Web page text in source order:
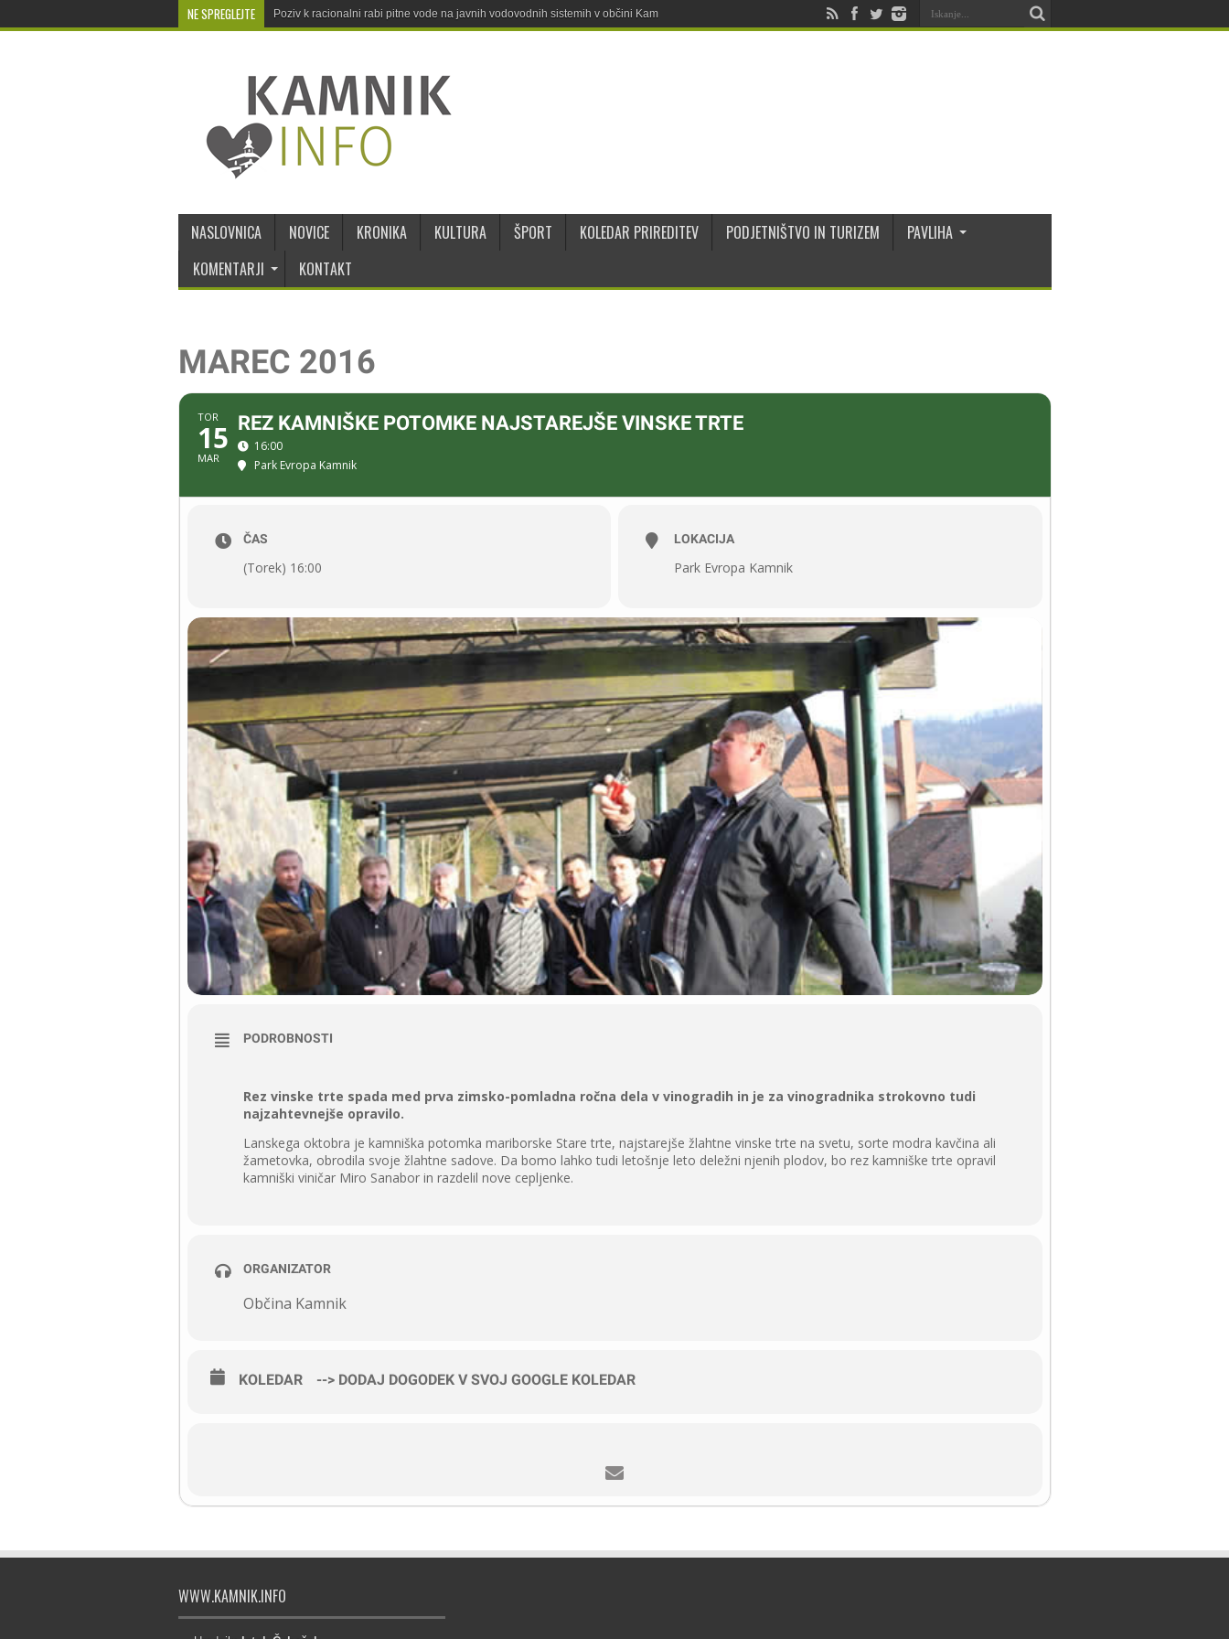
NE SPREGLEJTE Poziv k racionalni rabi pitne vode na javnih vodovodnih sistemih v občini Kamnik
NASLOVNICA NOVICE KRONIKA KULTURA ŠPORT KOLEDAR PRIREDITEV PODJETNIŠTVO IN TURIZEM
PAVLIHA
KOMENTARJI
KONTAKT
MAREC 2016
TOR
15
MAR
REZ KAMNIŠKE POTOMKE NAJSTAREJŠE VINSKE TRTE
16:00
Park Evropa Kamnik
ČAS
(Torek) 16:00
LOKACIJA
Park Evropa Kamnik
PODROBNOSTI
Rez vinske trte spada med prva zimsko-pomladna ročna dela v vinogradih in je za vinogradnika strokovno tudi
najzahtevnejše opravilo.
Lanskega oktobra je kamniška potomka mariborske Stare trte, najstarejše žlahtne vinske trte na svetu, sorte modra kavčina ali
žametovka, obrodila svoje žlahtne sadove. Da bomo lahko tudi letošnje leto deležni njenih plodov, bo rez kamniške trte opravil
kamniški viničar Miro Sanabor in razdelil nove cepljenke.
ORGANIZATOR
Občina Kamnik
KOLEDAR --> DODAJ DOGODEK V SVOJ GOOGLE KOLEDAR
WWW.KAMNIK.INFO